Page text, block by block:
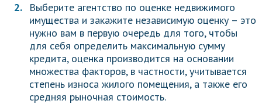
Выберите агентство по оценке недвижимого
имущества и закажите независимую оценку – это
нужно вам в первую очередь для того, чтобы
для себя определить максимальную сумму
кредита, оценка производится на основании
множества факторов, в частности, учитывается
степень износа жилого помещения, а также его
средняя рыночная стоимость.